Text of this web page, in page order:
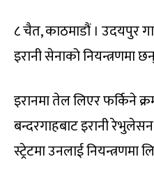
८ चैत, काठमाडौं । उदयपुर
इरानी सेनाको नियन्त्रणमा
इरानमा तेल लिएर फर्किने
बन्दरगाहबाट इरानी
स्ट्रेटमा उनलाई नियन्त्रणमा